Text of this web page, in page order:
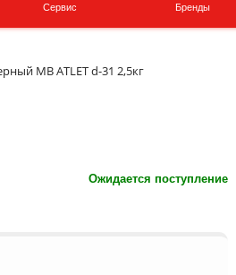
Сервис Бренды
MB ATLET d-31 2,5кг
Ожидается поступление